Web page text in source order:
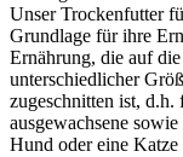
Unser Trockenfutter
Grundlage für ihre
Ernährung, die auf
unterschiedlicher
zugeschnitten ist,
ausgewachsene
Hund oder eine Katze